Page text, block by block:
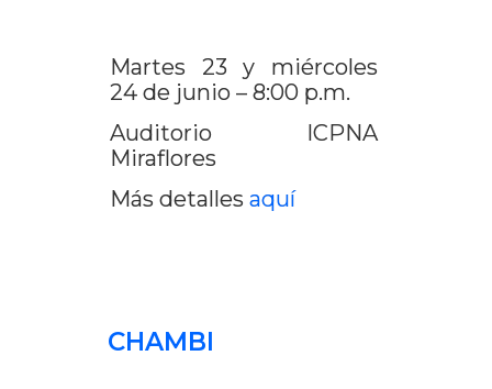
Martes 23 y miércoles
24 de junio – 8:00 p.m.
Auditorio ICPNA
Miraflores
Más detalles aquí
CHAMBI